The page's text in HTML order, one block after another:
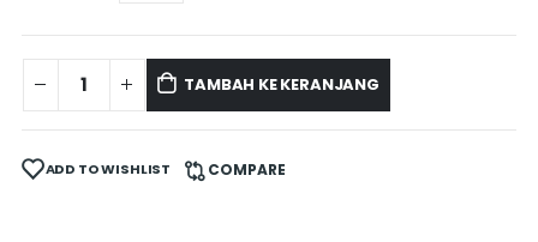
TAMBAH KE KERANJANG
ADD TO WISHLIST COMPARE